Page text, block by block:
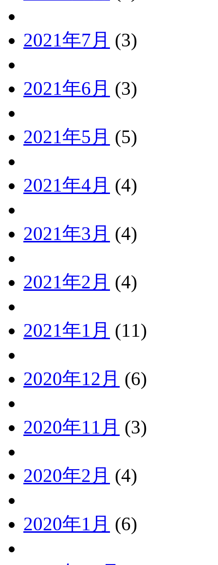
2021年7月 (3)
2021年6月 (3)
2021年5月 (5)
2021年4月 (4)
2021年3月 (4)
2021年2月 (4)
2021年1月 (11)
2020年12月 (6)
2020年11月 (3)
2020年2月 (4)
2020年1月 (6)